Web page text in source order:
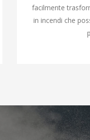
facilmente
in incendi che